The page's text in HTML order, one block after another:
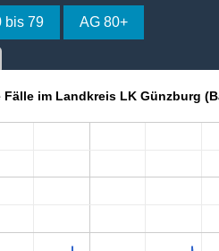
bis 79 AG 80+
Fälle im Landkreis LK Günzburg